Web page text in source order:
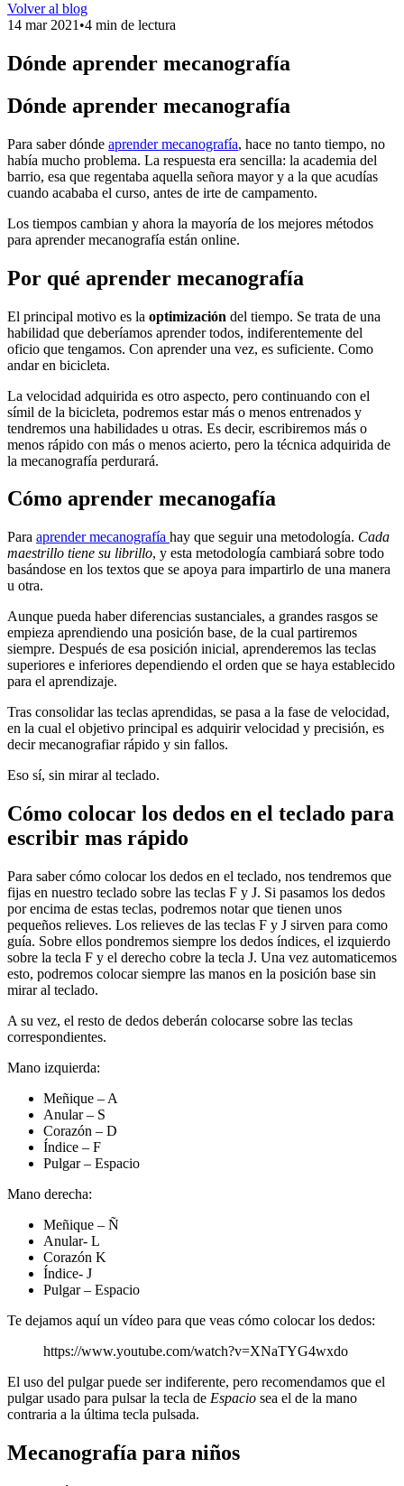
Volver al blog
14 mar 2021 •4 min de lectura
Dónde aprender mecanografía
Dónde aprender mecanografía
Para saber dónde aprender mecanografía, hace no tanto tiempo, no
había mucho problema. La respuesta era sencilla: la academia del
barrio, esa que regentaba aquella señora mayor y a la que acudías
cuando acababa el curso, antes de irte de campamento.
Los tiempos cambian y ahora la mayoría de los mejores métodos
para aprender mecanografía están online.
Por qué aprender mecanografía
El principal motivo es la optimización del tiempo. Se trata de una
habilidad que deberíamos aprender todos, indiferentemente del
oficio que tengamos. Con aprender una vez, es suficiente. Como
andar en bicicleta.
La velocidad adquirida es otro aspecto, pero continuando con el
símil de la bicicleta, podremos estar más o menos entrenados y
tendremos una habilidades u otras. Es decir, escribiremos más o
menos rápido con más o menos acierto, pero la técnica adquirida de
la mecanografía perdurará.
Cómo aprender mecanogafía
Para aprender mecanografía hay que seguir una metodología. Cada
maestrillo tiene su librillo, y esta metodología cambiará sobre todo
basándose en los textos que se apoya para impartirlo de una manera
u otra.
Aunque pueda haber diferencias sustanciales, a grandes rasgos se
empieza aprendiendo una posición base, de la cual partiremos
siempre. Después de esa posición inicial, aprenderemos las teclas
superiores e inferiores dependiendo el orden que se haya establecido
para el aprendizaje.
Tras consolidar las teclas aprendidas, se pasa a la fase de velocidad,
en la cual el objetivo principal es adquirir velocidad y precisión, es
decir mecanografiar rápido y sin fallos.
Eso sí, sin mirar al teclado.
Cómo colocar los dedos en el teclado para
escribir mas rápido
Para saber cómo colocar los dedos en el teclado, nos tendremos que
fijas en nuestro teclado sobre las teclas F y J. Si pasamos los dedos
por encima de estas teclas, podremos notar que tienen unos
pequeños relieves. Los relieves de las teclas F y J sirven para como
guía. Sobre ellos pondremos siempre los dedos índices, el izquierdo
sobre la tecla F y el derecho cobre la tecla J. Una vez automaticemos
esto, podremos colocar siempre las manos en la posición base sin
mirar al teclado.
A su vez, el resto de dedos deberán colocarse sobre las teclas
correspondientes.
Mano izquierda:
Meñique – A
Anular – S
Corazón – D
Índice – F
Pulgar – Espacio
Mano derecha:
Meñique – Ñ
Anular- L
Corazón K
Índice- J
Pulgar – Espacio
Te dejamos aquí un vídeo para que veas cómo colocar los dedos:
https://www.youtube.com/watch?v=XNaTYG4wxdo
El uso del pulgar puede ser indiferente, pero recomendamos que el
pulgar usado para pulsar la tecla de Espacio sea el de la mano
contraria a la última tecla pulsada.
Mecanografía para niños